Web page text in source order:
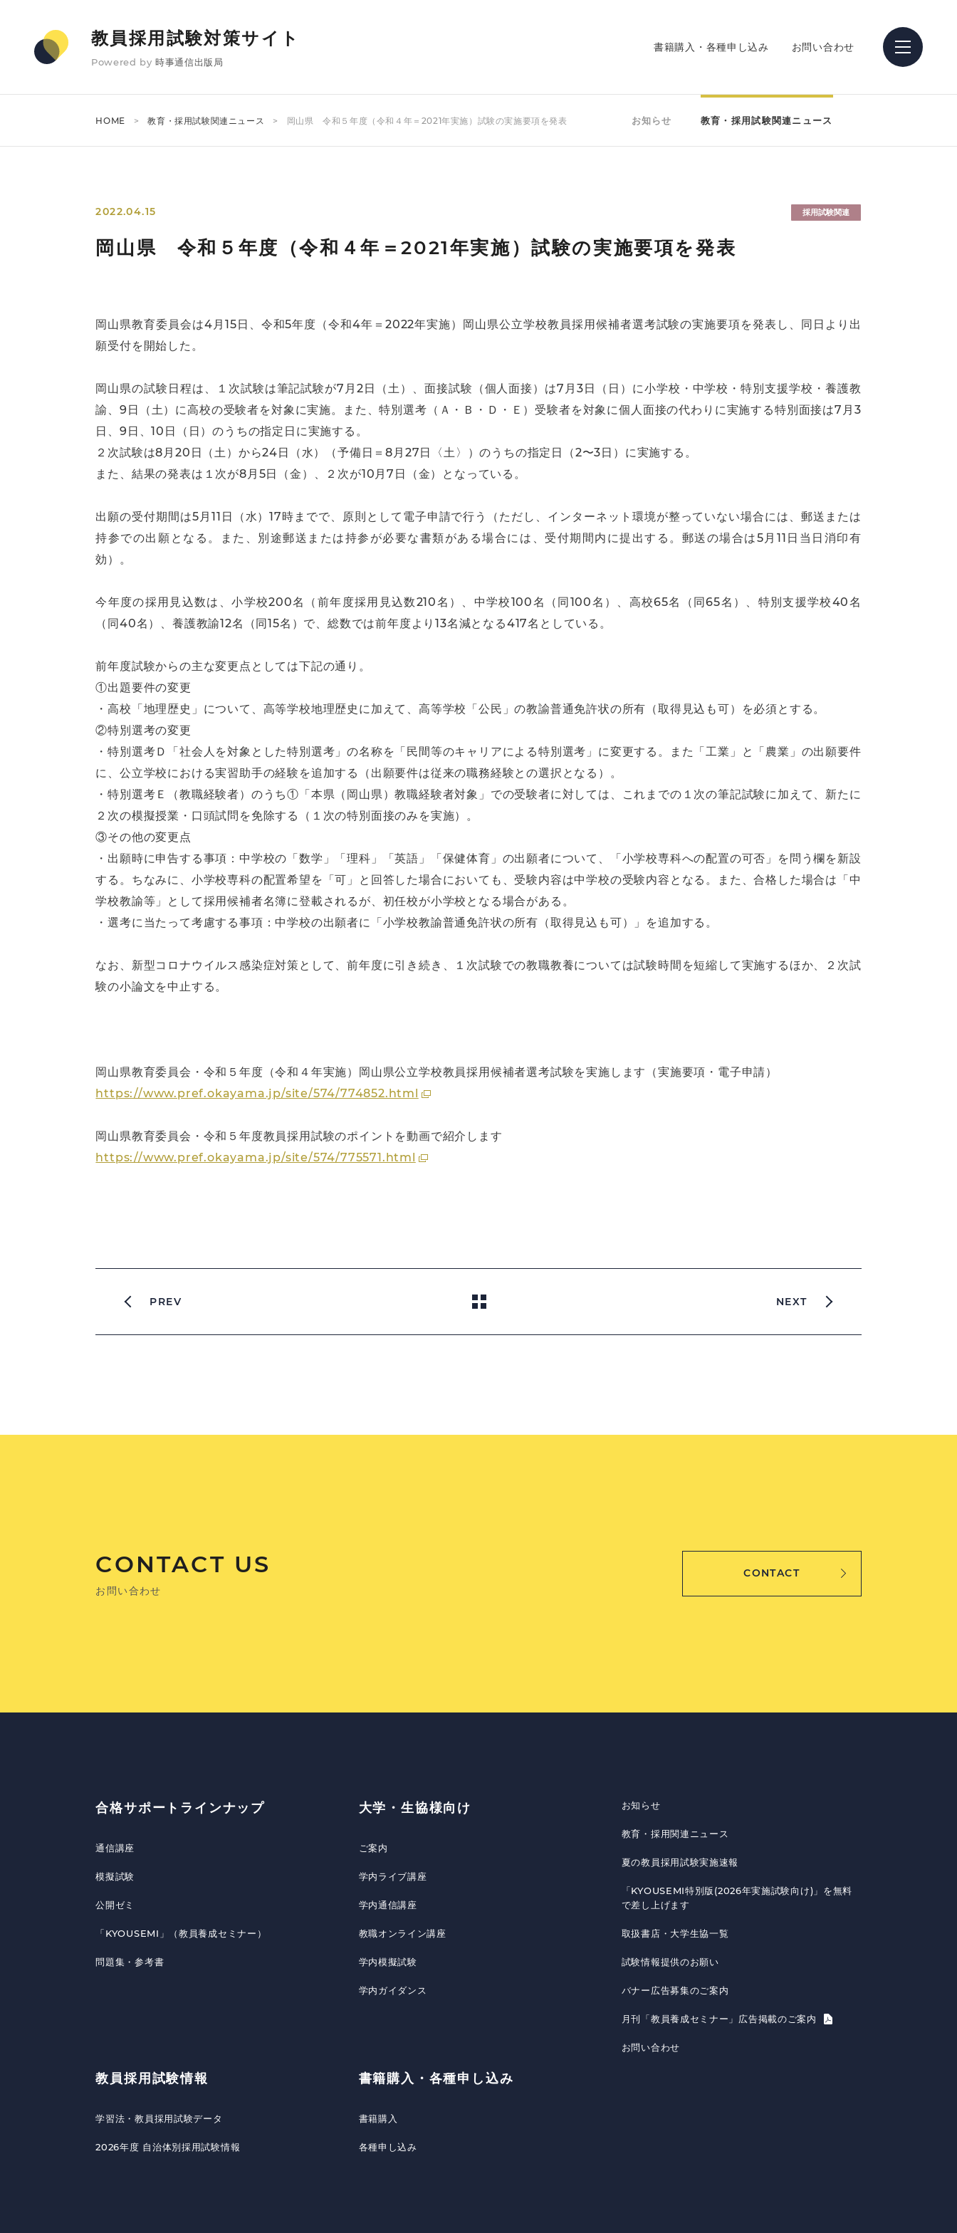
教員採用試験対策サイト
Powered by 時事通信出版局
書籍購入・各種申し込み お問い合わせ
HOME 教育・採用試験関連ニュース 岡山県 令和５年度（令和４年＝2021年実施）試験の実施要項を発表 お知らせ 教育・採用試験関連ニュース
2022.04.15 採用試験関連
岡山県 令和５年度（令和４年＝2021年実施）試験の実施要項を発表
岡山県教育委員会は4月15日、令和5年度（令和4年＝2022年実施）岡山県公立学校教員採用候補者選考試験の実施要項を発表し、同日より出
願受付を開始した。
岡山県の試験日程は、１次試験は筆記試験が7月2日（土）、面接試験（個人面接）は7月3日（日）に小学校・中学校・特別支援学校・養護教
諭、9日（土）に高校の受験者を対象に実施。また、特別選考（Ａ・Ｂ・Ｄ・Ｅ）受験者を対象に個人面接の代わりに実施する特別面接は7月3
日、9日、10日（日）のうちの指定日に実施する。
２次試験は8月20日（土）から24日（水）（予備日＝8月27日〈土〉）のうちの指定日（2〜3日）に実施する。
また、結果の発表は１次が8月5日（金）、２次が10月7日（金）となっている。
出願の受付期間は5月11日（水）17時までで、原則として電子申請で行う（ただし、インターネット環境が整っていない場合には、郵送または
持参での出願となる。また、別途郵送または持参が必要な書類がある場合には、受付期間内に提出する。郵送の場合は5月11日当日消印有
効）。
今年度の採用見込数は、小学校200名（前年度採用見込数210名）、中学校100名（同100名）、高校65名（同65名）、特別支援学校40名
（同40名）、養護教諭12名（同15名）で、総数では前年度より13名減となる417名としている。
前年度試験からの主な変更点としては下記の通り。
①出題要件の変更
・高校「地理歴史」について、高等学校地理歴史に加えて、高等学校「公民」の教諭普通免許状の所有（取得見込も可）を必須とする。
②特別選考の変更
・特別選考Ｄ「社会人を対象とした特別選考」の名称を「民間等のキャリアによる特別選考」に変更する。また「工業」と「農業」の出願要件
に、公立学校における実習助手の経験を追加する（出願要件は従来の職務経験との選択となる）。
・特別選考Ｅ（教職経験者）のうち①「本県（岡山県）教職経験者対象」での受験者に対しては、これまでの１次の筆記試験に加えて、新たに
２次の模擬授業・口頭試問を免除する（１次の特別面接のみを実施）。
③その他の変更点
・出願時に申告する事項：中学校の「数学」「理科」「英語」「保健体育」の出願者について、「小学校専科への配置の可否」を問う欄を新設
する。ちなみに、小学校専科の配置希望を「可」と回答した場合においても、受験内容は中学校の受験内容となる。また、合格した場合は「中
学校教諭等」として採用候補者名簿に登載されるが、初任校が小学校となる場合がある。
・選考に当たって考慮する事項：中学校の出願者に「小学校教諭普通免許状の所有（取得見込も可）」を追加する。
なお、新型コロナウイルス感染症対策として、前年度に引き続き、１次試験での教職教養については試験時間を短縮して実施するほか、２次試
験の小論文を中止する。
岡山県教育委員会・令和５年度（令和４年実施）岡山県公立学校教員採用候補者選考試験を実施します（実施要項・電子申請）
https://www.pref.okayama.jp/site/574/774852.html
岡山県教育委員会・令和５年度教員採用試験のポイントを動画で紹介します
https://www.pref.okayama.jp/site/574/775571.html
PREV NEXT
CONTACT US
お問い合わせ
CONTACT
合格サポートラインナップ
通信講座
模擬試験
公開ゼミ
「KYOUSEMI」（教員養成セミナー）
問題集・参考書
教員採用試験情報
学習法・教員採用試験データ
2026年度 自治体別採用試験情報
大学・生協様向け
ご案内
学内ライブ講座
学内通信講座
教職オンライン講座
学内模擬試験
学内ガイダンス
書籍購入・各種申し込み
書籍購入
各種申し込み
お知らせ
教育・採用関連ニュース
夏の教員採用試験実施速報
「KYOUSEMI特別版(2026年実施試験向け)」を無料
で差し上げます
取扱書店・大学生協一覧
試験情報提供のお願い
バナー広告募集のご案内
月刊「教員養成セミナー」広告掲載のご案内
お問い合わせ